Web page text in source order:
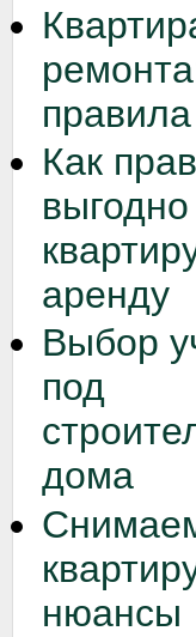
Как
аренду
Выбор
под
дома
нюансы